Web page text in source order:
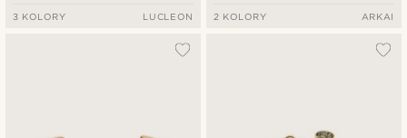
3 KOLORY LUCLEON 2 KOLORY ARKAI